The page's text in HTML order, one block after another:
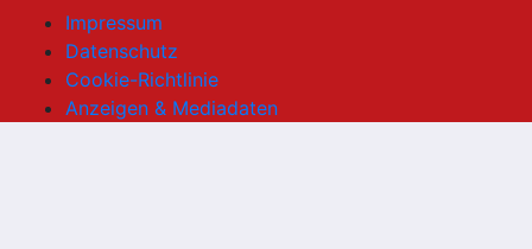
Impressum
Datenschutz
Cookie-Richtlinie
Anzeigen & Mediadaten